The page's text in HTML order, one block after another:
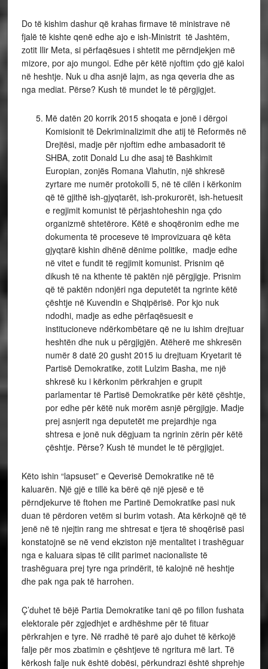
Do të kishim dashur që krahas firmave të ministrave në
fjalë të kishte qenë edhe ajo e ish-Ministrit të Jashtëm,
zotit Ilir Meta, si përfaqësues i shtetit me përndjekjen më
mizore, por ajo mungoi. Edhe për këtë njoftim çdo gjë kaloi
në heshtje. Nuk u dha asnjë lajm, as nga qeveria dhe as
nga mediat. Përse? Kush të mundet le të përgjigjet.
Më datën 20 korrik 2015 shoqata e jonë i dërgoi
Komisionit të Dekriminalizimit dhe atij të Reformës në
Drejtësi, madje për njoftim edhe ambasadorit të
SHBA, zotit Donald Lu dhe asaj të Bashkimit
Europian, zonjës Romana Vlahutin, një shkresë
zyrtare me numër protokolli 5, në të cilën i kërkonim
që të gjithë ish-gjyqtarët, ish-prokurorët, ish-hetuesit
e regjimit komunist të përjashtoheshin nga çdo
organizmë shtetërore. Këtë e shoqëronim edhe me
dokumenta të proceseve të improvizuara që këta
gjyqtarë kishin dhënë dënime politike, madje edhe
në vitet e fundit të regjimit komunist. Prisnim që
dikush të na kthente të paktën një përgjigje. Prisnim
që të paktën ndonjëri nga deputetët ta ngrinte këtë
çështje në Kuvendin e Shqipërisë. Por kjo nuk
ndodhi, madje as edhe përfaqësuesit e
institucioneve ndërkombëtare që ne iu ishim drejtuar
heshtën dhe nuk u përgjigjën. Atëherë me shkresën
numër 8 datë 20 gusht 2015 iu drejtuam Kryetarit të
Partisë Demokratike, zotit Lulzim Basha, me një
shkresë ku i kërkonim përkrahjen e grupit
parlamentar të Partisë Demokratike për këtë çështje,
por edhe për këtë nuk morëm asnjë përgjigje. Madje
prej asnjerit nga deputetët me prejardhje nga
shtresa e jonë nuk dëgjuam ta ngrinin zërin për këtë
çështje. Përse? Kush të mundet le të përgjigjet.
Këto ishin “lapsuset” e Qeverisë Demokratike në të
kaluarën. Një gjë e tillë ka bërë që një pjesë e të
përndjekurve të ftohen me Partinë Demokratike pasi nuk
duan të përdoren vetëm si burim votash. Ata kërkojnë që të
jenë në të njejtin rang me shtresat e tjera të shoqërisë pasi
konstatojnë se në vend ekziston një mentalitet i trashëguar
nga e kaluara sipas të cilit parimet nacionaliste të
trashëguara prej tyre nga prindërit, të kalojnë në heshtje
dhe pak nga pak të harrohen.
Ç’duhet të bëjë Partia Demokratike tani që po fillon fushata
elektorale për zgjedhjet e ardhëshme për të fituar
përkrahjen e tyre. Në rradhë të parë ajo duhet të kërkojë
falje për mos zbatimin e çështjeve të ngritura më lart. Të
kërkosh falje nuk është dobësi, përkundrazi është shprehje